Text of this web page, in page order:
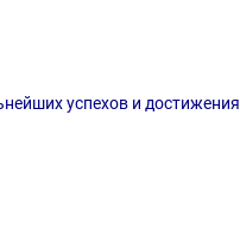
успехов и достижения